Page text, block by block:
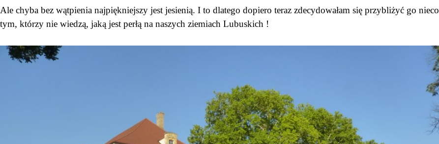
Ale chyba bez wątpienia najpiękniejszy jest jesienią. I to dlatego dopiero teraz zdecydowałam się przybliżyć go nieco
tym, którzy nie wiedzą, jaką jest perłą na naszych ziemiach Lubuskich !